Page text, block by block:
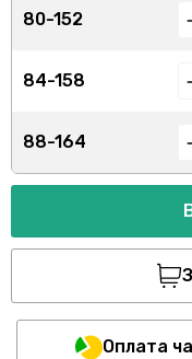
80-152
84-158
88-164
Оплата